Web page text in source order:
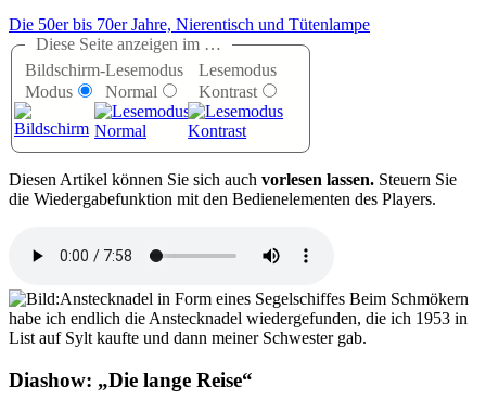
Die 50er bis 70er Jahre, Nierentisch und Tütenlampe
Diese Seite anzeigen im …
Bildschirm-
Modus
Lesemodus
Normal
Lesemodus
Kontrast
Diesen Artikel können Sie sich auch vorlesen lassen. Steuern Sie
die Wiedergabefunktion mit den Bedienelementen des Players.
Beim Schmökern
habe ich endlich die Anstecknadel wiedergefunden, die ich 1953 in
List auf Sylt kaufte und dann meiner Schwester gab.
Diashow: Die lange Reise